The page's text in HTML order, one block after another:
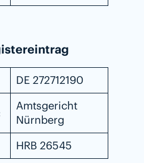
DE 272712190
Amtsgericht
Nürnberg
HRB 26545